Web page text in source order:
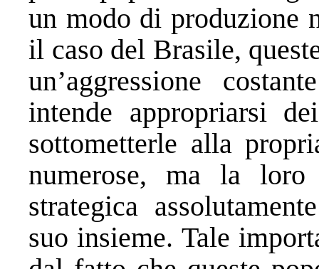
un modo di produzione
il caso del Brasile,
un’aggressione
intende appropriarsi
sottometterle alla
numerose, ma la loro
strategica
suo insieme. Tale